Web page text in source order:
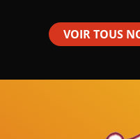
VOIR TOUS